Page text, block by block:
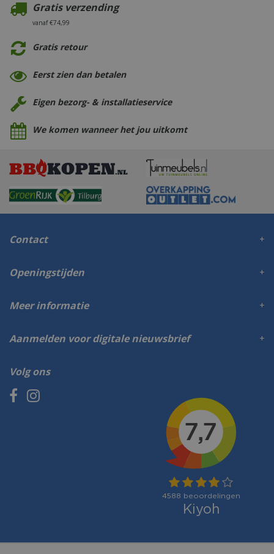
Gratis verzending
vanaf €74,99
Gratis retour
Eerst zien dan betalen
Eigen bezorg- & installatieservice
We komen wanneer het jou uitkomt
Contact
Volg ons
Openingstijden
Meer informatie
Aanmelden voor digitale nieuwsbrief